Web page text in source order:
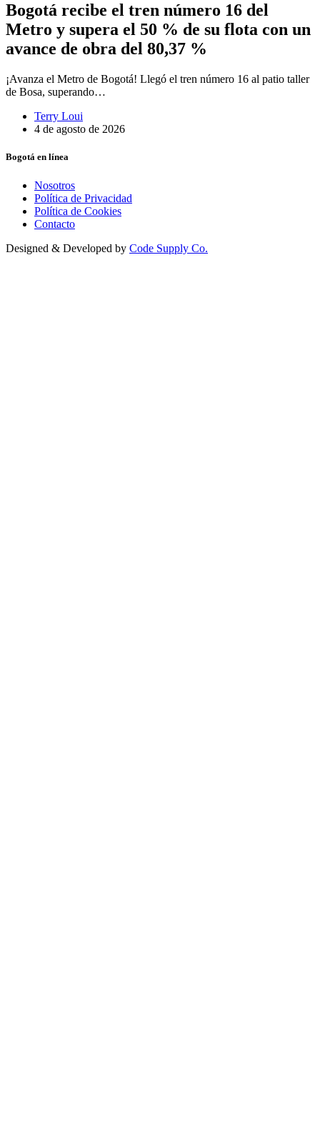
Bogotá recibe el tren número 16 del
Metro y supera el 50 % de su flota con un
avance de obra del 80,37 %
¡Avanza el Metro de Bogotá! Llegó el tren número 16 al patio taller
de Bosa, superando…
Terry Loui
4 de agosto de 2026
Bogotá en línea
Nosotros
Política de Privacidad
Política de Cookies
Contacto
Designed & Developed by Code Supply Co.